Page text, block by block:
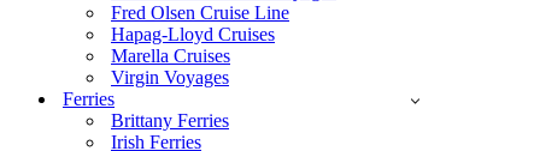
Fred Olsen Cruise Line
Hapag-Lloyd Cruises
Marella Cruises
Virgin Voyages
Ferries
Brittany Ferries
Irish Ferries